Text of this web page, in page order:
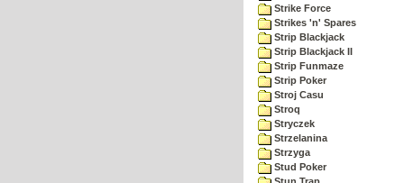
Strike Force
Strikes 'n' Spares
Strip Blackjack
Strip Blackjack II
Strip Funmaze
Strip Poker
Stroj Casu
Stroq
Stryczek
Strzelanina
Strzyga
Stud Poker